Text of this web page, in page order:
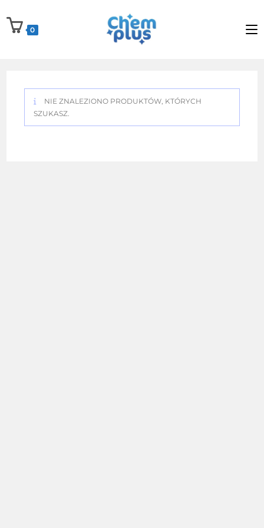
to
content
0
NIE ZNALEZIONO PRODUKTÓW, KTÓRYCH
SZUKASZ.